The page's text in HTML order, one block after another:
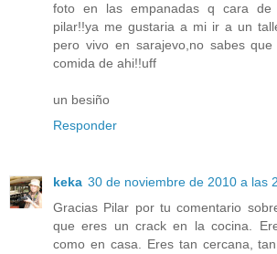
foto en las empanadas q cara de
pilar!!ya me gustaria a mi ir a un
pero vivo en sarajevo,no sabes
comida de ahi!!uff
un besiño
Responder
keka 30 de noviembre de 2010 a las
Gracias Pilar por tu comentario
que eres un crack en la cocina.
como en casa. Eres tan cercana,